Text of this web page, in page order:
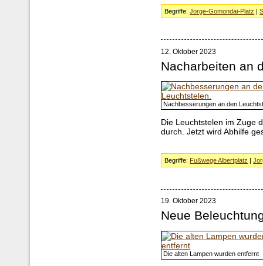
Begriffe:Jorge-Gomondai-Platz |
12. Oktober 2023
Nacharbeiten an
Nachbesserungen an den
Die Leuchtstelen im Zuge
durch. Jetzt wird Abhilfe
Begriffe: Fußwege Albertplatz |
19. Oktober 2023
Neue
Die alten Lampen wurden entfernt